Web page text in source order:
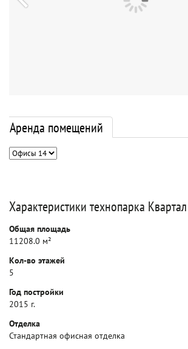
Аренда помещений
Характеристики технопарка
Общая площадь
11208.0 м²
Кол-во этажей
5
Год постройки
2015 г.
Отделка
Стандартная офисная отделка